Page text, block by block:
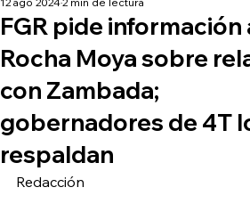
FGR pide información
Rocha Moya sobre
con Zambada;
gobernadores de 4T
respaldan
Redacción